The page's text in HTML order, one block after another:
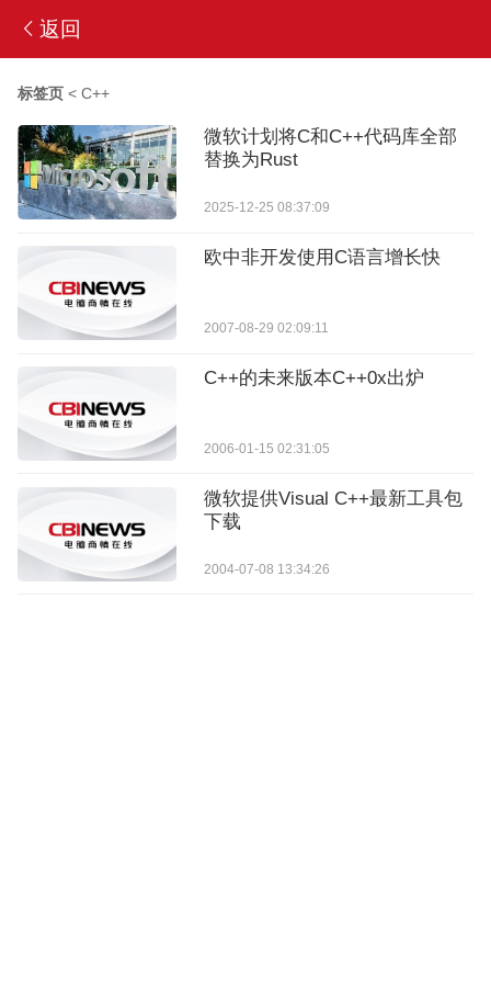
返回
标签页< C++
微软计划将C和C++代码库全部
替换为Rust
2025-12-25 08:37:09
欧中非开发使用C语言增长快
2007-08-29 02:09:11
C++的未来版本C++0x出炉
2006-01-15 02:31:05
微软提供Visual C++最新工具包
下载
2004-07-08 13:34:26